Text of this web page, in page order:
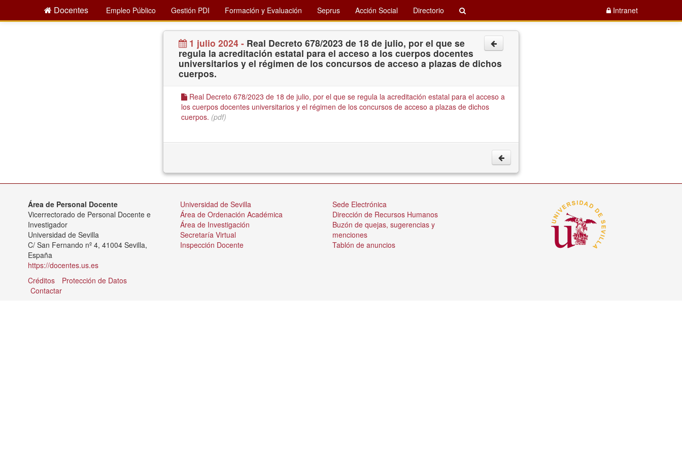
Docentes Intranet
Empleo Público Gestión PDI Formación y Evaluación Seprus Acción Social Directorio
1 julio 2024 - Real Decreto 678/2023 de 18 de julio, por el que se
regula la acreditación estatal para el acceso a los cuerpos docentes
universitarios y el régimen de los concursos de acceso a plazas de dichos
cuerpos.
Real Decreto 678/2023 de 18 de julio, por el que se regula la acreditación estatal para el acceso a
los cuerpos docentes universitarios y el régimen de los concursos de acceso a plazas de dichos
cuerpos. (pdf)
Área de Personal Docente
Vicerrectorado de Personal Docente e
Investigador
Universidad de Sevilla
C/ San Fernando nº 4, 41004 Sevilla,
España
https://docentes.us.es
Créditos
Protección de Datos
Contactar
Universidad de Sevilla
Área de Ordenación Académica
Área de Investigación
Secretaría Virtual
Inspección Docente
Sede Electrónica
Dirección de Recursos Humanos
Buzón de quejas, sugerencias y
menciones
Tablón de anuncios